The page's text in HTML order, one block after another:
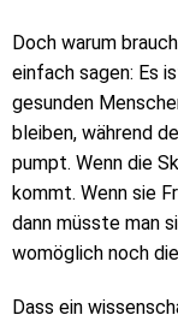
Doch warum
einfach sagen: Es
gesunden
bleiben, während
pumpt. Wenn die
kommt. Wenn sie
dann müsste man
womöglich noch
Dass ein